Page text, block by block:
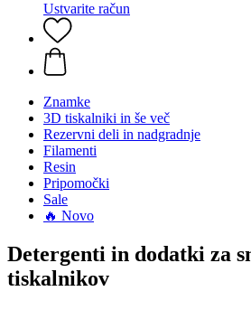
Ustvarite račun
Znamke
3D tiskalniki in še več
Rezervni deli in nadgradnje
Filamenti
Resin
Pripomočki
Sale
🔥 Novo
Detergenti in dodatki za
tiskalnikov